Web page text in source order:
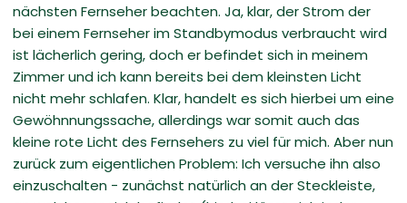
nächsten Fernseher beachten. Ja, klar, der Strom der
bei einem Fernseher im Standbymodus verbraucht wird
ist lächerlich gering, doch er befindet sich in meinem
Zimmer und ich kann bereits bei dem kleinsten Licht
nicht mehr schlafen. Klar, handelt es sich hierbei um eine
Gewöhnnungssache, allerdings war somit auch das
kleine rote Licht des Fernsehers zu viel für mich. Aber nun
zurück zum eigentlichen Problem: Ich versuche ihn also
einzuschalten - zunächst natürlich an der Steckleiste,